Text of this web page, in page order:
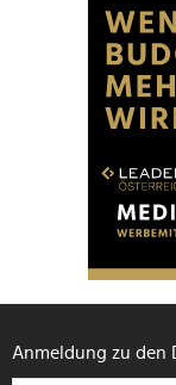
Anmeldung zu den